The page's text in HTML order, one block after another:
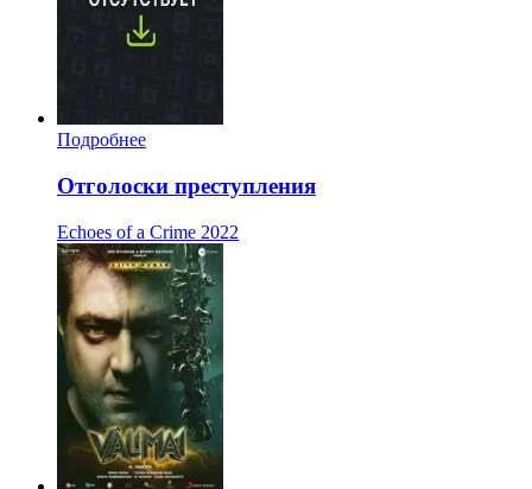
Подробнее
Отголоски преступления
Echoes of a Crime 2022